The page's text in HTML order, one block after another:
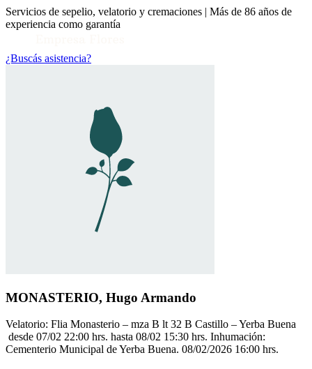
Servicios de sepelio, velatorio y cremaciones | Más de 86 años de
experiencia como garantía
¿Buscás asistencia?
MONASTERIO, Hugo Armando
Velatorio: Flia Monasterio – mza B lt 32 B Castillo – Yerba Buena
desde 07/02 22:00 hrs. hasta 08/02 15:30 hrs. Inhumación:
Cementerio Municipal de Yerba Buena. 08/02/2026 16:00 hrs.